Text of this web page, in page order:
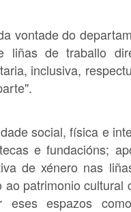
vontade do
de traballo
inclusiva,
social, física e
e fundacións;
de xénero nas
patrimonio
eses espazos